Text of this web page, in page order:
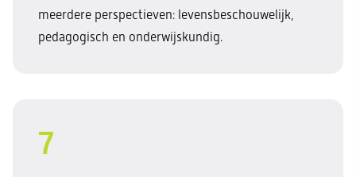
meerdere perspectieven: levensbeschouwelijk,
pedagogisch en onderwijskundig.
7